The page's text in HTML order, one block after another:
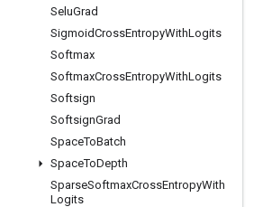
SeluGrad
SigmoidCrossEntropyWithLogits
Softmax
SoftmaxCrossEntropyWithLogits
Softsign
SoftsignGrad
SpaceToBatch
SpaceToDepth
SparseSoftmaxCrossEntropyWith
Logits